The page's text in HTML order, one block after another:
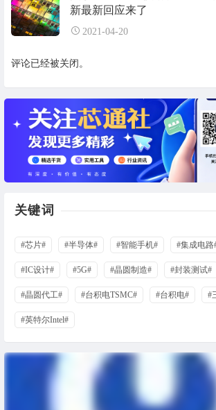
新最新回应来了
2021-04-20
评论已经被关闭。
关键词
#芯片# #半导体# #智能手机# #集成电路
#IC设计# #5G# #晶圆制造# #封装测试#
#晶圆代工# #台积电TSMC# #台积电# #
#英特尔Intel#